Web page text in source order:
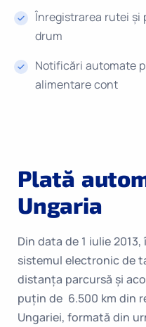
Plată
Ungaria
Din data de 1 iulie
sistemul electronic de
distanța parcursă și
puțin de 6.500 km din
Ungariei, formată din
Înregistrarea rutei și
drum
Notificări automate
alimentare cont